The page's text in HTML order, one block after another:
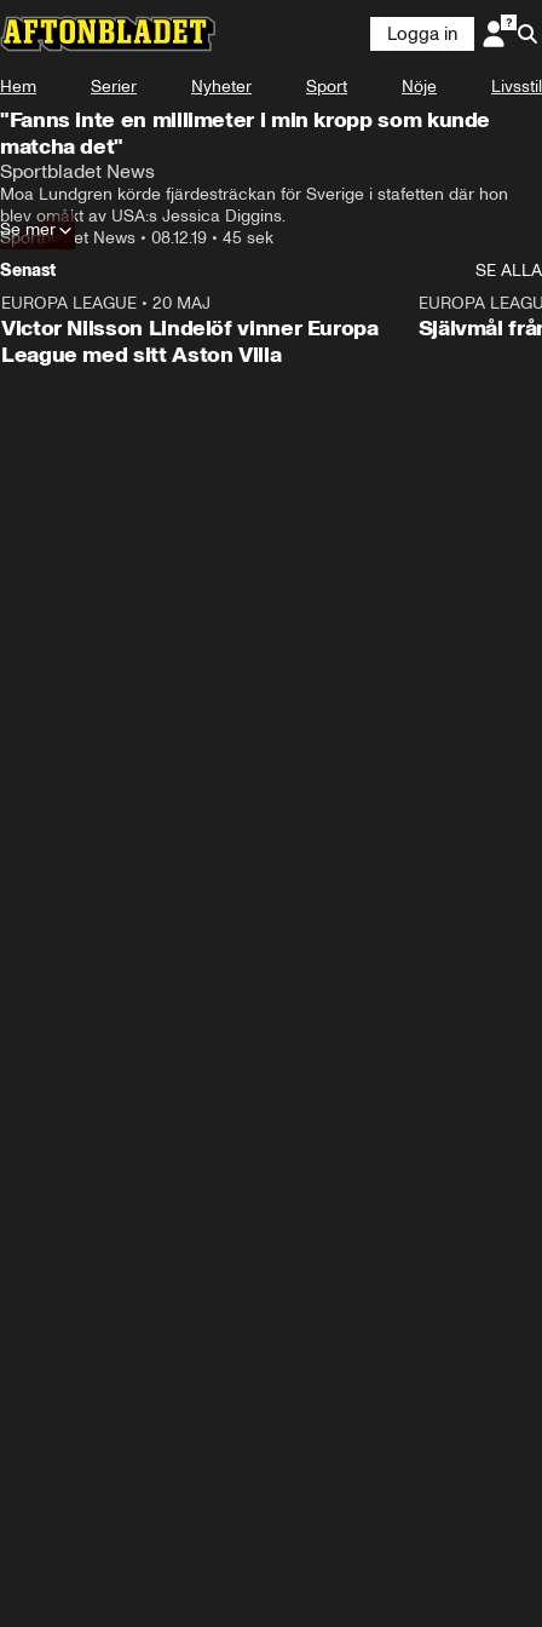
Logga in
Hem Serier Nyheter Sport Nöje Livsstil
"Fanns inte en millimeter i min kropp som kunde
matcha det"
Sportbladet News
Moa Lundgren körde fjärdesträckan för Sverige i stafetten där hon
blev omåkt av USA:s Jessica Diggins.
Sportbladet News • 08.12.19 • 45 sek
Se mer
Senast
SE ALLA
EUROPA LEAGUE • 20 MAJ
Victor Nilsson Lindelöf vinner Europa
League med sitt Aston Villa
EUROPA
Självmål